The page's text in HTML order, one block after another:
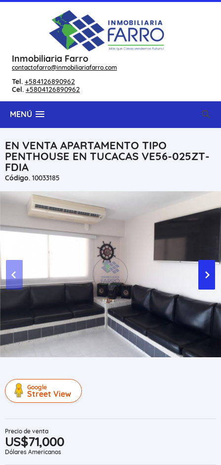
Inmobiliaria Farro
contactofarro@inmobiliariafarro.com
Tel. +584126890962
Cel. +5804126890962
MENÚ
EN VENTA APARTAMENTO TIPO
PENTHOUSE EN TUCACAS VE56-025ZT-
FDIA
Código. 10033185
Google
Street View
Precio de venta
US$71,000
Dólares Americanos